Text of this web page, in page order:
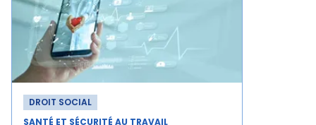
DROIT SOCIAL
SANTÉ ET SÉCURITÉ AU TRAVAIL